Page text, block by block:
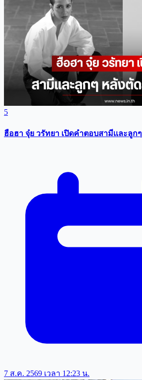
5
ฮือฮา จุ๋ย วรัทยา เปิดคำตอบสามีเเละลู
7 ส.ค. 2569 เวลา 12:23 น.